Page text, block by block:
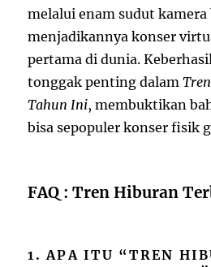
melalui enam sudut kamera
menjadikannya konser
pertama di dunia.
tonggak penting dalam
Tahun Ini, membuktikan
bisa sepopuler konser fisik
FAQ : Tren Hiburan
1. APA ITU “TREN